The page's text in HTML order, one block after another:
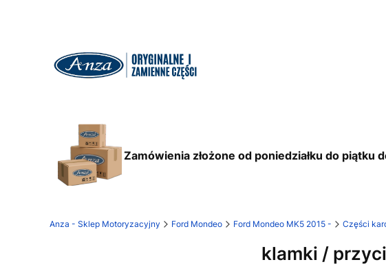
Zamówienia złożone od poniedziałku do piątku
Anza - Sklep Motoryzacyjny Ford Mondeo Ford Mondeo MK5 2015 - Części
klamki /